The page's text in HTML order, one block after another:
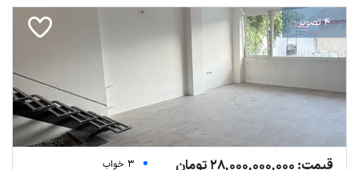
4 تصویر
قیمت: 28,000,000,000 تومان
3 خواب